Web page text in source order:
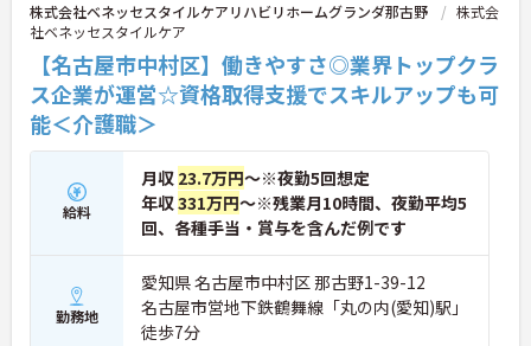
株式会社ベネッセスタイルケアリハビリホームグランダ那古野
株式会
社ベネッセスタイルケア
【名古屋市中村区】働きやすさ◎業界トップクラ
ス企業が運営☆資格取得支援でスキルアップも可
能＜介護職＞
給料
月収 23.7万円～※夜勤5回想定
年収331万円～※残業月10時間、夜勤平均5
回、各種手当・賞与を含んだ例です
勤務地
愛知県 名古屋市中村区 那古野1-39-12
名古屋市営地下鉄鶴舞線「丸の内(愛知)駅」
徒歩7分